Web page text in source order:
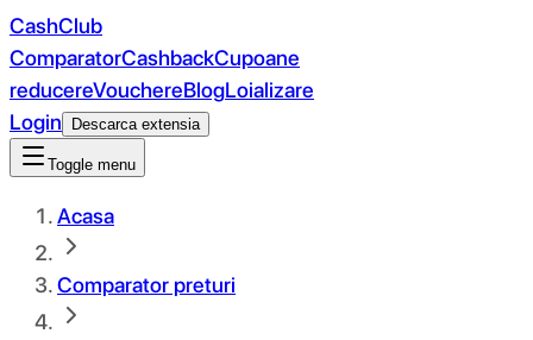
CashClub
ComparatorCashbackCupoane
reducereVouchereBlogLoializare
Login
Descarca extensia
Toggle menu
Acasa
Comparator preturi